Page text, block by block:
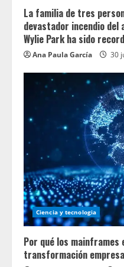
La familia de tres
devastador incendio del
Wylie Park ha sido
Ana Paula García 30
Ciencia y tecnologia
Por qué los
transformación